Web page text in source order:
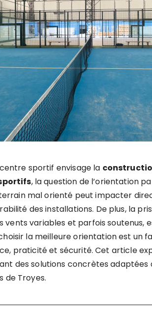
sportif envisage la
, la question de l’orientation
mal orienté peut impacter
des installations. De plus, la
vents variables et parfois soutenus,
la meilleure orientation est un
praticité et sécurité. Cet article
des solutions concrètes
de Troyes.